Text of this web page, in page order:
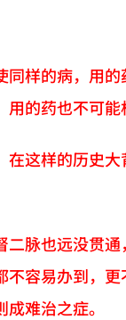
样的病，用
的药也不可能
这样的历史大
脉也远没贯
容易办到，
难治之症。